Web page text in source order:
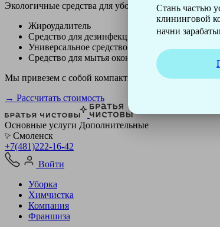
Стань частью
клининговой
начни
Экологичные средства для уборки немецкой марки
Жироудалитель
Средство для дезинфекции
Универсальное средство
Средство для мытья окон
Мы привезем с собой компактный
→ Рассчитать стоимость
Основные услуги Дополнительные
Смоленск
+7(481)222-16-42
Войти
Уборка
Химчистка
Компания
Франшиза